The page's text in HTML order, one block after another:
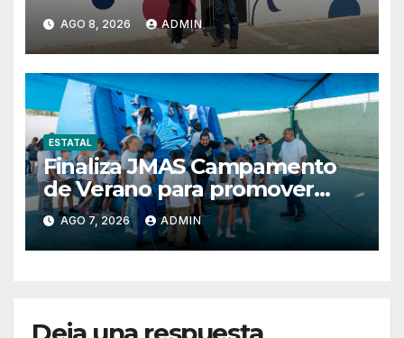
Máynez y refrenda
compromiso con la niñez del
Distrito 13
AGO 8, 2026 ADMIN
ESTATAL
Finaliza JMAS Campamento
de Verano para promover
cuidado del agua.
AGO 7, 2026 ADMIN